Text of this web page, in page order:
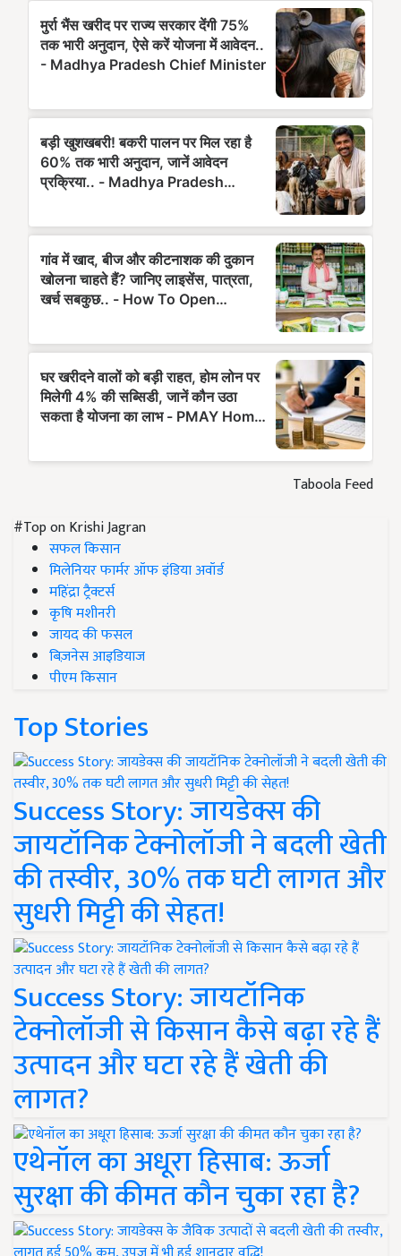
Taboola Feed
#Top on Krishi Jagran
सफल किसान
मिलेनियर फार्मर ऑफ इंडिया अवॉर्ड
महिंद्रा ट्रैक्टर्स
कृषि मशीनरी
जायद की फसल
बिज़नेस आइडियाज
पीएम किसान
Top Stories
Success Story: जायडेक्स की
जायटॉनिक टेक्नोलॉजी ने बदली खेती
की तस्वीर, 30% तक घटी लागत और
सुधरी मिट्टी की सेहत!
Success Story: जायटॉनिक
टेक्नोलॉजी से किसान कैसे बढ़ा रहे हैं
उत्पादन और घटा रहे हैं खेती की
लागत?
एथेनॉल का अधूरा हिसाब: ऊर्जा
सुरक्षा की कीमत कौन चुका रहा है?